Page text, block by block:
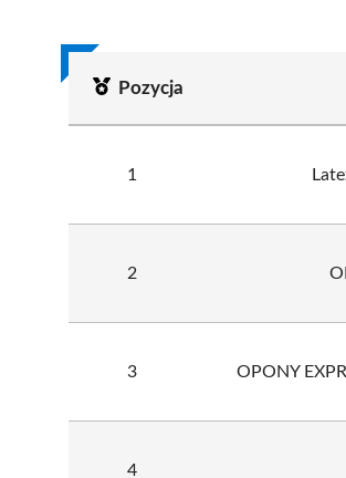
Pozycja
1
2
3 OPONY
4